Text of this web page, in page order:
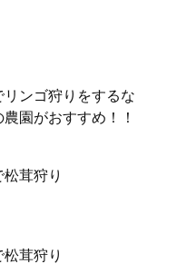
リンゴ狩りをするな
農園がおすすめ！！
茸狩り
茸狩り